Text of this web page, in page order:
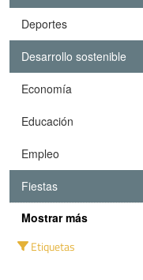
Deportes
Desarrollo sostenible
Economía
Educación
Empleo
Fiestas
Mostrar más
Etiquetas